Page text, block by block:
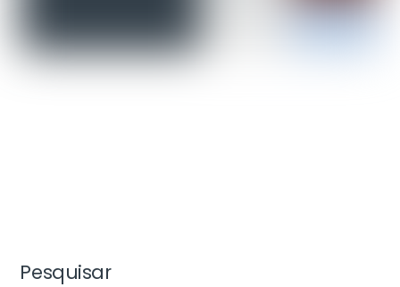
Pesquisar